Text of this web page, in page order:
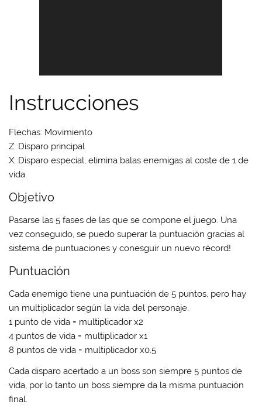
Instrucciones
Flechas: Movimiento
Z: Disparo principal
X: Disparo especial, elimina balas enemigas al coste de 1 de
vida.
Objetivo
Pasarse las 5 fases de las que se compone el juego. Una
vez conseguido, se puedo superar la puntuación gracias al
sistema de puntuaciones y conesguir un nuevo récord!
Puntuación
Cada enemigo tiene una puntuación de 5 puntos, pero hay
un multiplicador según la vida del personaje.
1 punto de vida = multiplicador x2
4 puntos de vida = multiplicador x1
8 puntos de vida = multiplicador x0.5
Cada disparo acertado a un boss son siempre 5 puntos de
vida, por lo tanto un boss siempre da la misma puntuación
final.